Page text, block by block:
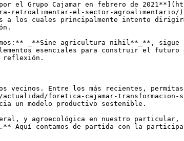
el Grupo Cajamar en febrero de
retroalimentar-el-sector-
los cuales principalmente intento
_**Sine agricultura nihil**_**,
esenciales para construir el
reflexión.
vecinos. Entre los más recientes,
foretica-cajamar-transformacion-
un modelo productivo sostenible.
y agroecológica en nuestro
Aquí contamos de partida con la